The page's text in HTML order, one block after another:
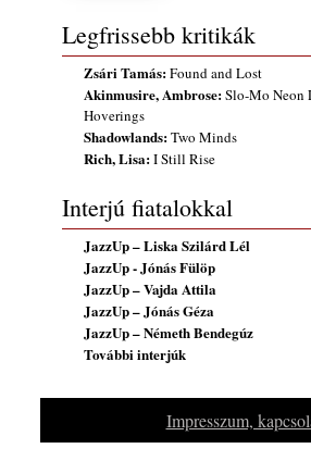
Magyar jazzmuzsikus szülők
gyermekeik – 42. rész: Vörös
Vörösné Strausz Eszter +
2026. július 30.
The Next Generation — 11.
2026. július 25.
Eged Márton: Old Songs
2026. július 25.
FREE JAZZ ALBUMS 2026 -
2026. július 16.
A free jazz kiemelkedő alakjai -
Marion Brown
2026. július 13.
Legfrissebb kritikák
Zsári Tamás:Found and Lost
Akinmusire, Ambrose:Slo-Mo Neon
Hoverings
Shadowlands:Two Minds
Rich, Lisa:I Still Rise
Interjú fiatalokkal
JazzUp – Liska Szilárd Lél
JazzUp - Jónás Fülöp
JazzUp – Vajda Attila
JazzUp – Jónás Géza
JazzUp – Németh Bendegúz
További interjúk
Impresszum,